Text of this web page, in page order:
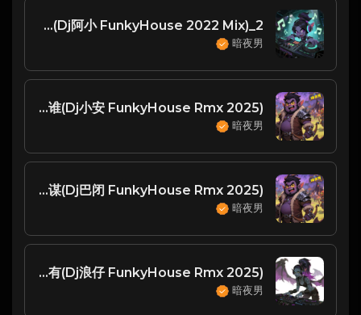
2_Activ - Without U(Dj阿小 FunkyHouse 2022 Mix)
暗夜男
洋澜一 - 谁(Dj小安 FunkyHouse Rmx 2025)
暗夜男
许佳慧 - 预谋(Dj巴闭 FunkyHouse Rmx 2025)
暗夜男
赖伟锋 - 闹够了没有(Dj浪仔 FunkyHouse Rmx 2025)
暗夜男